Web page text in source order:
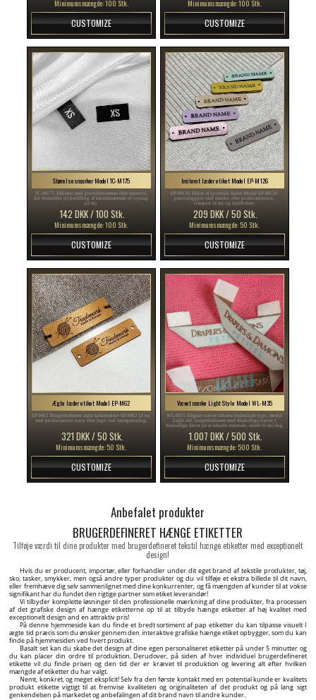
Minimumsmængde: 100 Stk.
CUSTOMIZE
Minimumsmængde: 100 Stk.
CUSTOMIZE
Størrelsesmærker Model TC-M175
TC-M175 Etiketter med produktnummer eller størrelse,
der fremstilles på bestilling af tekstilmateriale til syning
på tøj.
142 DKK / 100 Stk.
Minimumsmængde: 100 Stk.
CUSTOMIZE
Imiteret læder etiket Model EP-M126
EP-M126 Etiket af syntetisk læder Model EP-M126
personliggjort med mærke- eller producentnavn,
velegnet til tøj og tøjtilbehør.
209 DKK / 50 Stk.
Minimumsmængde: 50 Stk.
CUSTOMIZE
Ægte læder etiket Model EP-M62
EP-M62 Brugerdefineret ægte lædermærke EP-M62 til tøj
med producentens navn eller logo ved lasergravering.
321 DKK / 50 Stk.
Minimumsmængde: 50 Stk.
CUSTOMIZE
Vævet mærke Light Style Model WL-M35
WL-M35 Elegant vævet etikette bøjlesløjfe type, model
Light stil, brugerdefineret med forskellige navne I
forskellige farver på et tekstilt materiale, ideelt til tøj ting
1.007 DKK / 500 Stk.
Minimumsmængde: 500 Stk.
CUSTOMIZE
Anbefalet produkter
BRUGERDEFINERET HÆNGE ETIKETTER
Tilføje værdi til dine produkter med brugerdefineret tekstil hænge etiketter med exceptionelt
design!
Hvis du er producent, importør, eller forhandler under dit eget brand af tekstile produkter, tøj,
sko, tasker, smykker, men også andre typer produkter og du vil tilføje et ekstra billede til dit navn,
eller fremhæve dig selv sammenlignet med dine konkurrenter, og få mængden af kunder til at vokse
signifikant har du fundet den rigtige partner som etiket leverandør!
Vi tilbyder komplette løsninger til den professionelle mærkning af dine produkter, fra processen
af det grafiske design af hænge etiketterne op til at tilbyde hænge etiketter af høj kvalitet med
exceptionelt design and en attraktiv pris!
På denne hjemmeside kan du finde et bredt sortiment af pap etiketter du kan tilpasse visuelt I
ægte tid præcis som du ønsker gennem den interaktive grafiske hænge etiket opbygger, som du kan
finde på hjemmesiden ved hvert produkt.
Basalt set kan du skabe det design af dine egen personaliseret etiketter på under 5 minutter og
du kan placer din ordre til produktion. Derudover, på siden af hver individuel brugerdefineret
etikette vil du finde prisen og den tid der er krævet til produktion og levering alt efter hvilken
mængde af etiketter du har valgt.
Nemt, konkret, og meget eksplicit! Selv fra den første kontakt med en potential kunde er kvalitets
produkt etikette vigtigt til at fremvise kvaliteten og originaliteten af det produkt og på lang sigt
genkendelsen på markedet og anbefalingen af dit brand navn til andre kunder.